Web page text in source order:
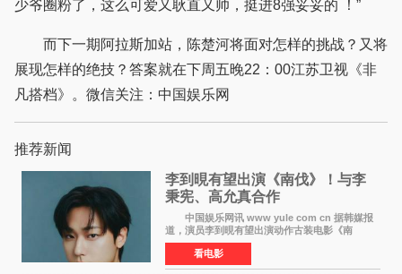
少爷圈粉了，这么可爱又耿直又帅，挺进8强妥妥的 ！”
而下一期阿拉斯加站，陈楚河将面对怎样的挑战？又将
展现怎样的绝技？答案就在下周五晚22：00江苏卫视《非
凡搭档》。微信关注：中国娱乐网
推荐新闻
李到晛有望出演《南伐》！与李
秉宪、高允真合作
中国娱乐网讯 www yule com cn 据韩媒报
道，演员李到晛有望出演动作古装电影《南
伐》，与李秉宪、高允真合作，引发关注。
该片为动作古装片，讲述朝鲜初期，为了解救被
倭寇绑走的俘虏，9
看电影